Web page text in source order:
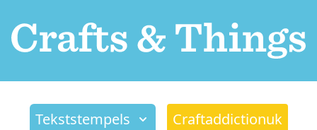
Tekststempels Craftaddictionuk